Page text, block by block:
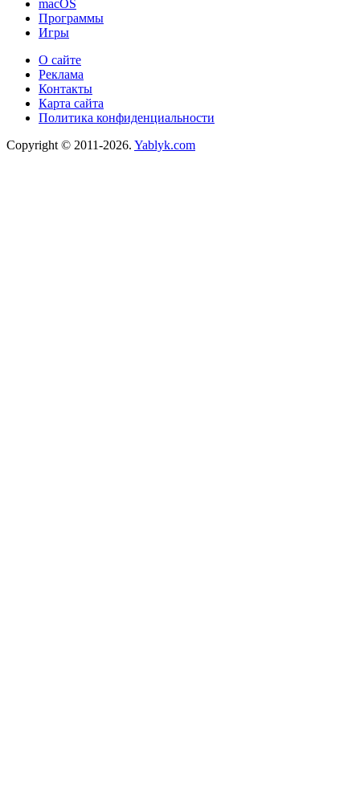
macOS
Программы
Игры
О сайте
Реклама
Контакты
Карта сайта
Политика конфиденциальности
Copyright © 2011-2026. Yablyk.сom